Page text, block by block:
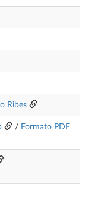
Ribes
/ Formato PDF